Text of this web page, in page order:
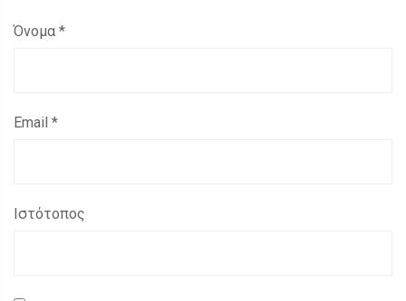
Όνομα *
Email *
Ιστότοπος